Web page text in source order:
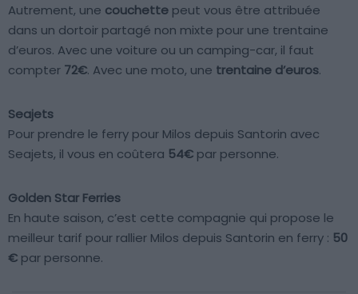
Autrement, une couchette peut vous être attribuée
dans un dortoir partagé non mixte pour une trentaine
d’euros. Avec une voiture ou un camping-car, il faut
compter 72€. Avec une moto, une trentaine d’euros.
Seajets
Pour prendre le ferry pour Milos depuis Santorin avec
Seajets, il vous en coûtera 54€ par personne.
Golden Star Ferries
En haute saison, c’est cette compagnie qui propose le
meilleur tarif pour rallier Milos depuis Santorin en ferry : 50
€ par personne.